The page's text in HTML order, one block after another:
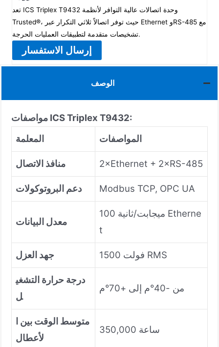
تعد ICS Triplex T9432 وحدة اتصالات عالية التوافر لأنظمة
Trusted®، حيث توفر اتصالاً ثلاثي التكرار عبر Ethernet وRS-485 مع
تشخيصات متقدمة لتطبيقات العمليات الحرجة.
إرسال الاستفسار
الوصف
مواصفات ICS Triplex T9432:
المعلمة
المواصفات
منافذ الاتصال 2×Ethernet + 2×RS-485
دعم البروتوكولات Modbus TCP, OPC UA
معدل البيانات
100 ميجابت/ثانية Etherne
t
جهد العزل 1500 فولت RMS
درجة حرارة التشغي
ل
من -40°م إلى +70°م
متوسط الوقت بين ا
لأعطال
350,000 ساعة